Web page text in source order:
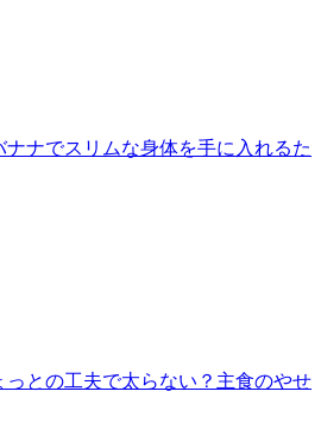
ナナでスリムな身体を手に入れるた
っとの工夫で太らない？主食のやせ